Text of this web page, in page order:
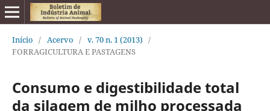
Início / Acervo / v. 70 n. 1 (2013) /
FORRAGICULTURA E PASTAGENS
Consumo e digestibilidade total
da silagem de milho processada